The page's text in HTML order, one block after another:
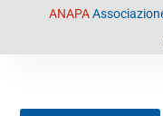
contenutoANAPA